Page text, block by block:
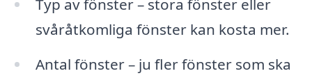
Typ av fönster – stora fönster eller
svåråtkomliga fönster kan kosta mer.
Antal fönster – ju fler fönster som ska